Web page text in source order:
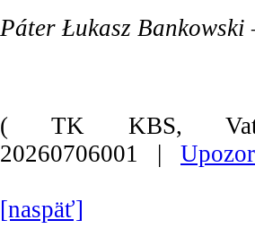
Páter Łukasz Bankowski
( TK KBS,
20260706001 |
[naspäť]